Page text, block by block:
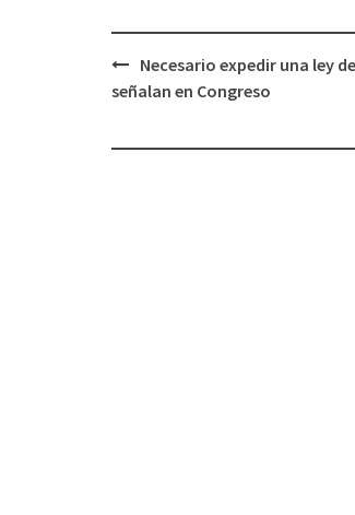
Post
navigation
Necesario expedir una ley
señalan en Congreso